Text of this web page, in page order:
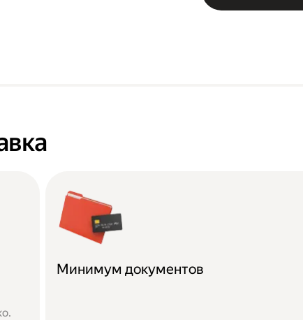
Минимум документов